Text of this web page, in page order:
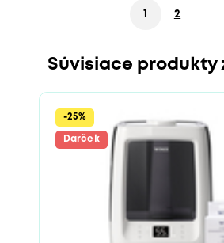
1 2
Súvisiace produkty
Darček
-25%